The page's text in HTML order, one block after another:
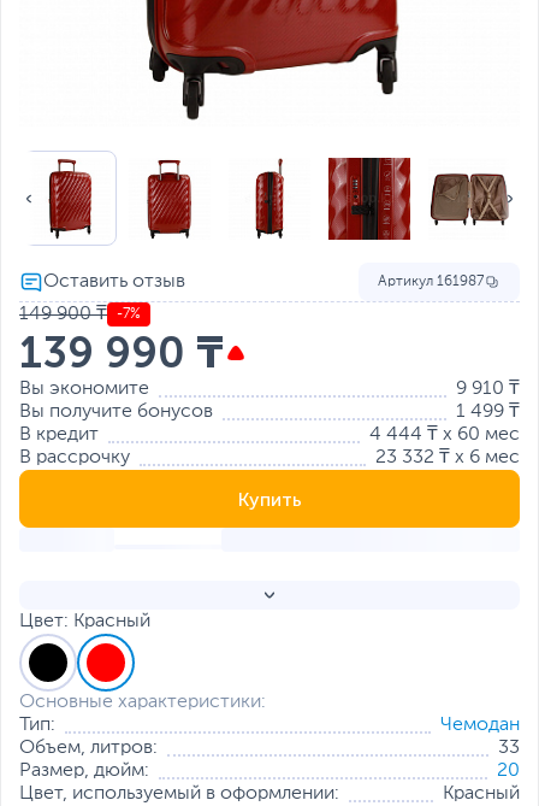
Цвет: Красный
Основные характеристики:
Тип:
Чемодан
Объем, литров:
33
Размер, дюйм:
20
Цвет, используемый в оформлении:
Красный
Артикул 161987
149 900 ₸ -7%
139 990 ₸
Вы экономите
9 910 ₸
Вы получите бонусов
1 499 ₸
В кредит
4 444 ₸ x 60 мес
В рассрочку
23 332 ₸ x 6 мес
Купить